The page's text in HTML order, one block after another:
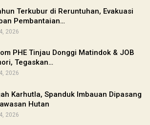
Terkubur di Reruntuhan, Evakuasi
Pembantaian…
2026
PHE Tinjau Donggi Matindok & JOB
Tegaskan…
2026
Karhutla, Spanduk Imbauan Dipasang
Hutan
2026